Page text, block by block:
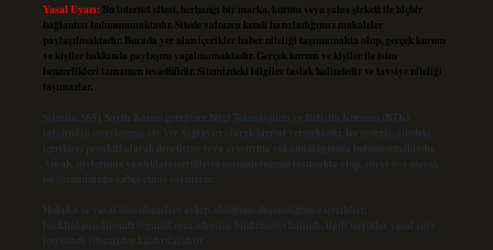
Yasal Uyarı: Bu internet sitesi, herhangi bir marka, kurum veya şahıs şirketi ile hiçbir
bağlantısı bulunmamaktadır. Sitede yalnızca kendi hazırladığımız makaleler
paylaşılmaktadır. Burada yer alan içerikler haber niteliği taşımamakta olup, gerçek kurum
ve kişiler hakkında paylaşım yapılmamaktadır. Gerçek kurum ve kişiler ile isim
benzerlikleri tamamen tesadüfidir. Sitemizdeki bilgiler taslak halindedir ve tavsiye niteliği
taşımazlar.
Sitemiz, 5651 Sayılı Kanun gereğince Bilgi Teknolojileri ve İletişim Kurumu (BTK)
tarafından onaylanmış bir Yer Sağlayıcı olarak hizmet vermektedir. Bu nedenle, sitedeki
içerikleri proaktif olarak denetleme veya araştırma yükümlülüğümüz bulunmamaktadır.
Ancak, üyelerimiz yazdıkları içeriklerin sorumluluğunu taşımakta olup, siteye üye olarak
bu sorumluluğu kabul etmiş sayılırlar.
Hukuka ve yasal düzenlemelere aykırı olduğunu düşündüğünüz içerikleri,
backlinkpanelicomtr@gmail.com adresine bildirmeniz halinde, ilgili içerikler yasal süre
içerisinde sitemizden kaldırılacaktır.